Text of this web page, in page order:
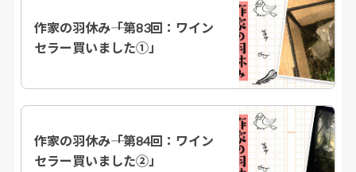
作家の羽休み――「第83回：ワイン
セラー買いました①」
作家の羽休み――「第84回：ワイン
セラー買いました②」